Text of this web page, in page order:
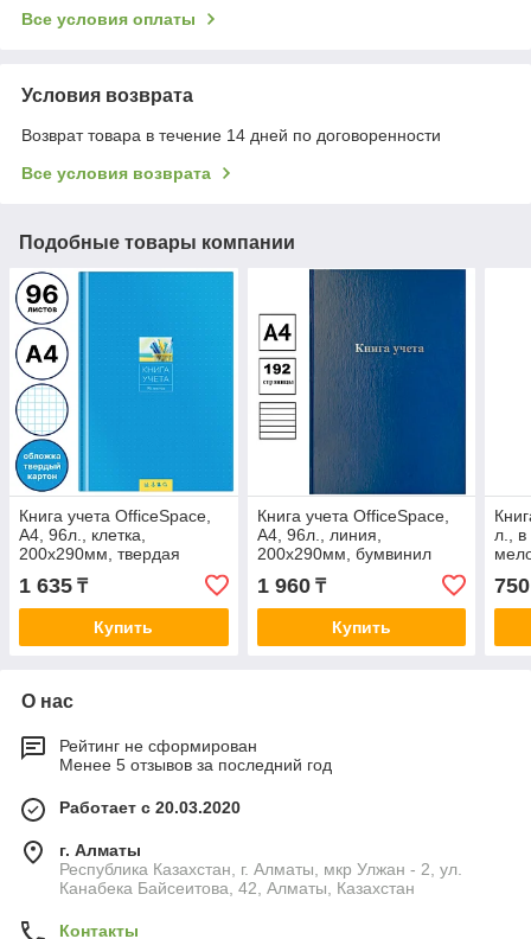
Все условия оплаты
Условия возврата
Возврат товара в течение 14 дней по договоренности
Все условия возврата
Подобные товары компании
Книга учета OfficeSpace,
А4, 96л., клетка,
200х290мм, твердая
обложка, блок газетный
1 635 ₸
Купить
Книга учета OfficeSpace,
А4, 96л., линия,
200х290мм, бумвинил
обложка, блок офсетный
1 960₸
Купить
л., в
750
О нас
Рейтинг не сформирован
Менее 5 отзывов за последний год
Работает с 20.03.2020
г. Алматы
Республика Казахстан, г. Алматы, мкр Улжан - 2, ул.
Канабека Байсеитова, 42, Алматы, Казахстан
Контакты